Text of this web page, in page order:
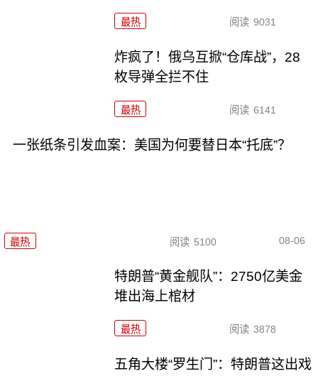
最热 阅读 9031
炸疯了！俄乌互掀“仓库战”，28
枚导弹全拦不住
最热 阅读 6141
一张纸条引发血案：美国为何要替日本“托底”？
最热 阅读 5100 08-06
特朗普“黄金舰队”：2750亿美金
堆出海上棺材
最热 阅读 3878
五角大楼“罗生门”：特朗普这出戏